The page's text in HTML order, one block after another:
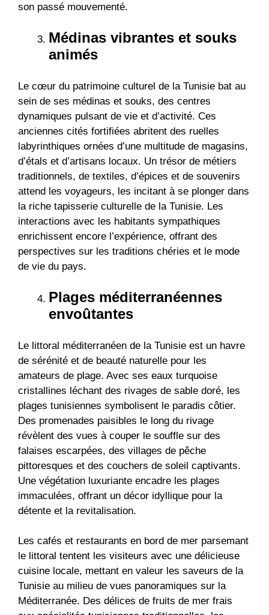
son passé mouvementé.
Médinas vibrantes et souks
animés
Le cœur du patrimoine culturel de la Tunisie bat au
sein de ses médinas et souks, des centres
dynamiques pulsant de vie et d’activité. Ces
anciennes cités fortifiées abritent des ruelles
labyrinthiques ornées d’une multitude de magasins,
d’étals et d’artisans locaux. Un trésor de métiers
traditionnels, de textiles, d’épices et de souvenirs
attend les voyageurs, les incitant à se plonger dans
la riche tapisserie culturelle de la Tunisie. Les
interactions avec les habitants sympathiques
enrichissent encore l’expérience, offrant des
perspectives sur les traditions chéries et le mode
de vie du pays.
Plages méditerranéennes
envoûtantes
Le littoral méditerranéen de la Tunisie est un havre
de sérénité et de beauté naturelle pour les
amateurs de plage. Avec ses eaux turquoise
cristallines léchant des rivages de sable doré, les
plages tunisiennes symbolisent le paradis côtier.
Des promenades paisibles le long du rivage
révèlent des vues à couper le souffle sur des
falaises escarpées, des villages de pêche
pittoresques et des couchers de soleil captivants.
Une végétation luxuriante encadre les plages
immaculées, offrant un décor idyllique pour la
détente et la revitalisation.
Les cafés et restaurants en bord de mer parsemant
le littoral tentent les visiteurs avec une délicieuse
cuisine locale, mettant en valeur les saveurs de la
Tunisie au milieu de vues panoramiques sur la
Méditerranée. Des délices de fruits de mer frais